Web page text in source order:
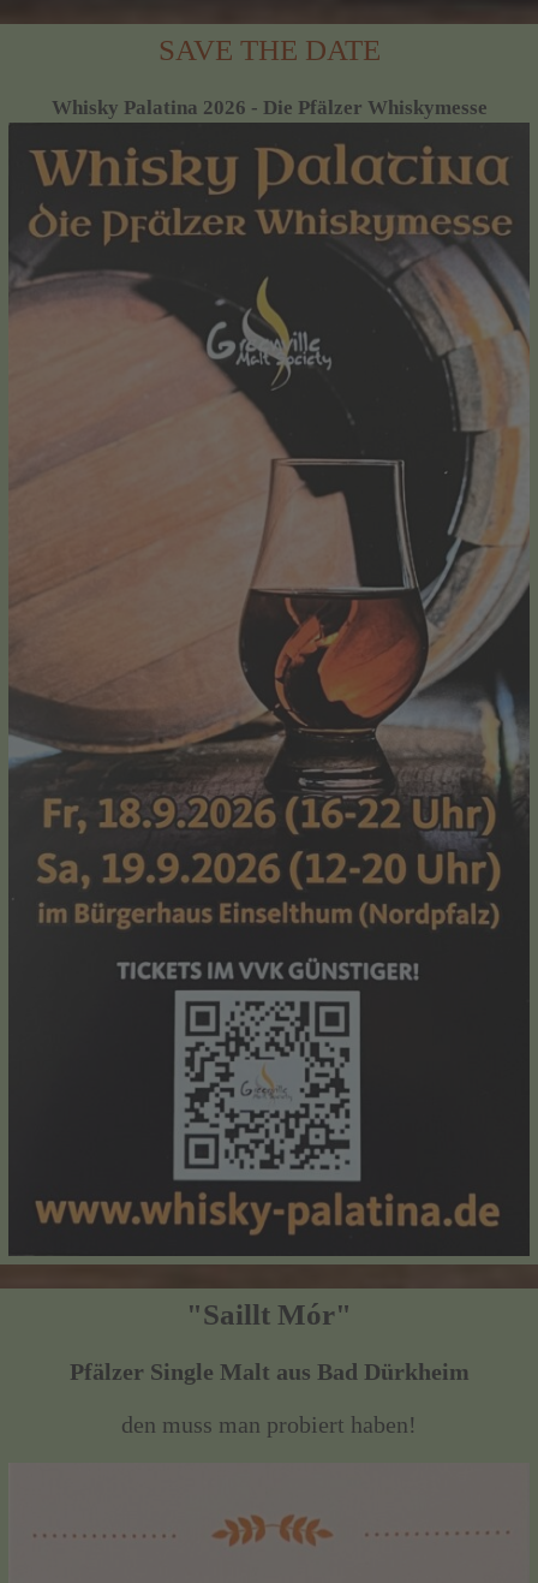
SAVE THE DATE
Whisky Palatina 2026 - Die Pfälzer Whiskymesse
"Saillt Mór"
Pfälzer Single Malt aus Bad Dürkheim
den muss man probiert haben!